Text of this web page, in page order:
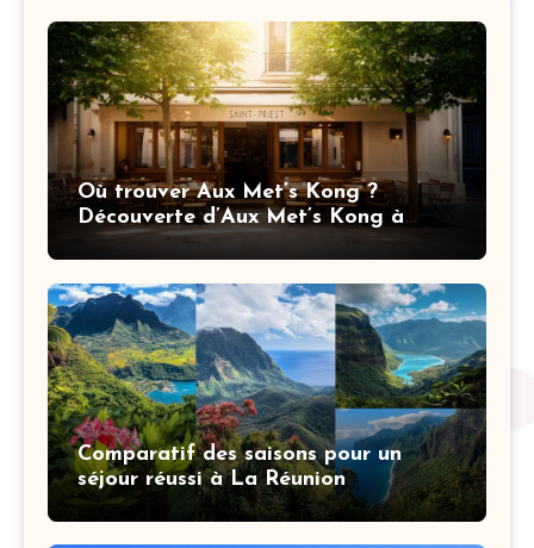
Où trouver Aux Met’s Kong ?
Découverte d’Aux Met’s Kong à
Saint-Priest et itinéraire
Comparatif des saisons pour un
séjour réussi à La Réunion